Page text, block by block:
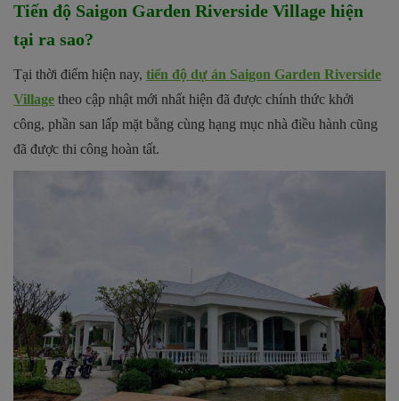
Tiến độ Saigon Garden Riverside Village hiện
tại ra sao?
Tại thời điểm hiện nay, tiến độ dự án Saigon Garden Riverside
Village theo cập nhật mới nhất hiện đã được chính thức khởi
công, phần san lấp mặt bằng cùng hạng mục nhà điều hành cũng
đã được thi công hoàn tất.